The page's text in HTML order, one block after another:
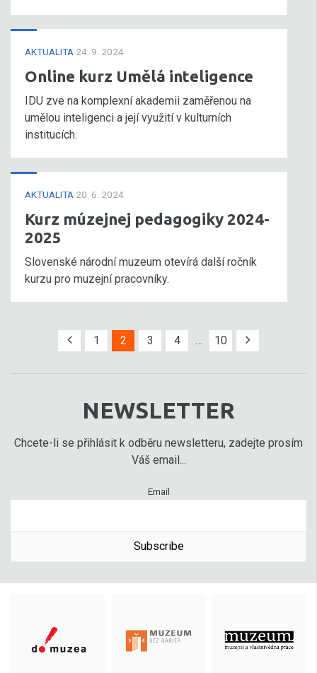
AKTUALITA 24. 9. 2024
Online kurz Umělá inteligence
IDU zve na komplexní akademii zaměřenou na
umělou inteligenci a její využití v kulturních
institucích.
AKTUALITA 20. 6. 2024
Kurz múzejnej pedagogiky 2024-
2025
Slovenské národní muzeum otevírá další ročník
kurzu pro muzejní pracovníky.
1 2 3 4 … 10
NEWSLETTER
Chcete-li se přihlásit k odběru newsletteru, zadejte prosím
Váš email...
Email
Subscribe